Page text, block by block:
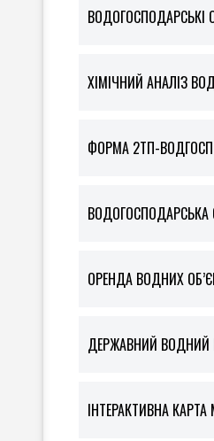
ВОДОГОСПОДАРСЬКІ
ХІМІЧНИЙ АНАЛІЗ
ФOРМА 2ТП-ВОДГОСП
ВОДОГОСПОДАРСЬКА
ОРЕНДА ВОДНИХ
ДЕРЖАВНИЙ ВОДНИЙ
ІНТЕРАКТИВНА